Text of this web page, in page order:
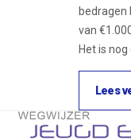
bedragen
van
Het is nog
Lees
Terug naar de